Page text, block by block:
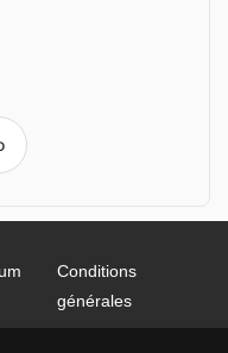
Conditions
générales